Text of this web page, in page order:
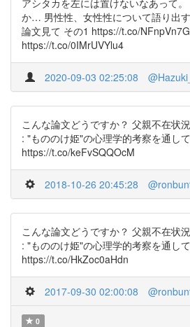
アシタカを左には置けないなあって
か… 男性性、女性性について語り出
論文見て その1 https://t.co/
https://t.co/0IMrUVYlu4
2020-09-03 02:25:08
こんな論文どうですか？ 父親不在状
: "もののけ姫"の心理学的考察を通し
https://t.co/keFvSQQOcM
2018-10-26 20:45:28
こんな論文どうですか？ 父親不在状
: "もののけ姫"の心理学的考察を通し
https://t.co/HkZoc0aHdn
2017-09-30 02:00:08
0